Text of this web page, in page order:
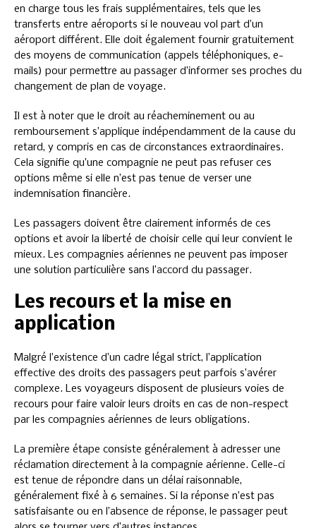
en charge tous les frais supplémentaires, tels que les
transferts entre aéroports si le nouveau vol part d’un
aéroport différent. Elle doit également fournir gratuitement
des moyens de communication (appels téléphoniques, e-
mails) pour permettre au passager d’informer ses proches du
changement de plan de voyage.
Il est à noter que le droit au réacheminement ou au
remboursement s’applique indépendamment de la cause du
retard, y compris en cas de circonstances extraordinaires.
Cela signifie qu’une compagnie ne peut pas refuser ces
options même si elle n’est pas tenue de verser une
indemnisation financière.
Les passagers doivent être clairement informés de ces
options et avoir la liberté de choisir celle qui leur convient le
mieux. Les compagnies aériennes ne peuvent pas imposer
une solution particulière sans l’accord du passager.
Les recours et la mise en
application
Malgré l’existence d’un cadre légal strict, l’application
effective des droits des passagers peut parfois s’avérer
complexe. Les voyageurs disposent de plusieurs voies de
recours pour faire valoir leurs droits en cas de non-respect
par les compagnies aériennes de leurs obligations.
La première étape consiste généralement à adresser une
réclamation directement à la compagnie aérienne. Celle-ci
est tenue de répondre dans un délai raisonnable,
généralement fixé à 6 semaines. Si la réponse n’est pas
satisfaisante ou en l’absence de réponse, le passager peut